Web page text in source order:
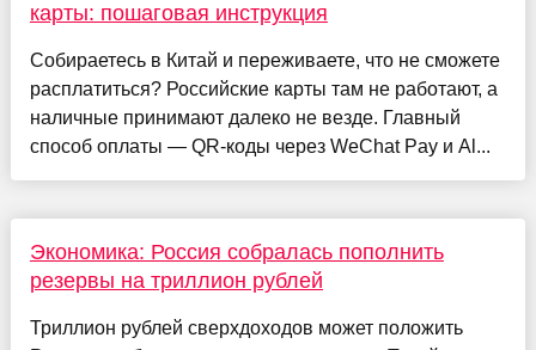
карты: пошаговая инструкция
Собираетесь в Китай и переживаете, что не сможете
расплатиться? Российские карты там не работают, а
наличные принимают далеко не везде. Главный
способ оплаты — QR-коды через WeChat Pay и Al...
Экономика: Россия собралась пополнить
резервы на триллион рублей
Триллион рублей сверхдоходов может положить